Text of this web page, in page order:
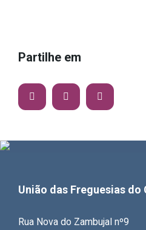
Partilhe em
União das Freguesias do
Rua Nova do Zambujal nº9